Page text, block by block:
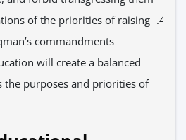
of the priorities of raising
commandments
will create a balanced
the purposes and priorities of